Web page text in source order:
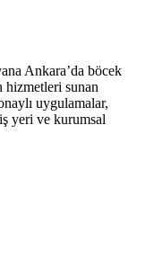
Ankara’da böcek
hizmetleri sunan
uygulamalar,
yeri ve kurumsal